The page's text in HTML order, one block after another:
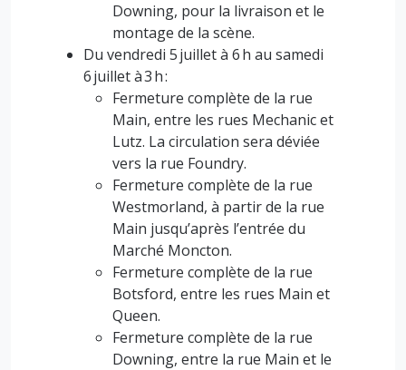
Downing, pour la livraison et le
montage de la scène.
Du vendredi 5 juillet à 6 h au samedi
6 juillet à 3 h :
Fermeture complète de la rue
Main, entre les rues Mechanic et
Lutz. La circulation sera déviée
vers la rue Foundry.
Fermeture complète de la rue
Westmorland, à partir de la rue
Main jusqu’après l’entrée du
Marché Moncton.
Fermeture complète de la rue
Botsford, entre les rues Main et
Queen.
Fermeture complète de la rue
Downing, entre la rue Main et le